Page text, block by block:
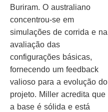
Buriram. O australiano
concentrou-se em
simulações de corrida e na
avaliação das
configurações básicas,
fornecendo um feedback
valioso para a evolução do
projeto. Miller acredita que
a base é sólida e está